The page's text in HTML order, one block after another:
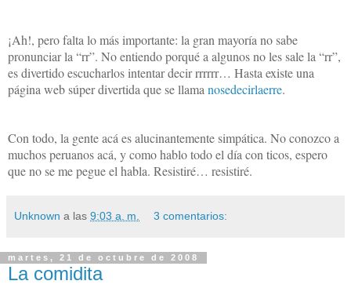
¡Ah!, pero falta lo más importante: la gran mayoría no sabe
pronunciar la “rr”. No entiendo porqué a algunos no les sale la “rr”,
es divertido escucharlos intentar decir rrrrrr… Hasta existe una
página web súper divertida que se llama nosedecirlaerre.
Con todo, la gente acá es alucinantemente simpática. No conozco a
muchos peruanos acá, y como hablo todo el día con ticos, espero
que no se me pegue el habla. Resistiré… resistiré.
Unknown a las 9:03 a. m. 3 comentarios:
martes, 21 de octubre de 2008
La comidita